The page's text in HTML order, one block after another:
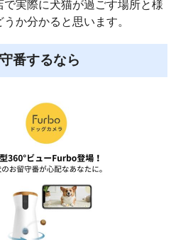
実際に犬猫が過ごす場所と様
か分かると思います。
番するなら